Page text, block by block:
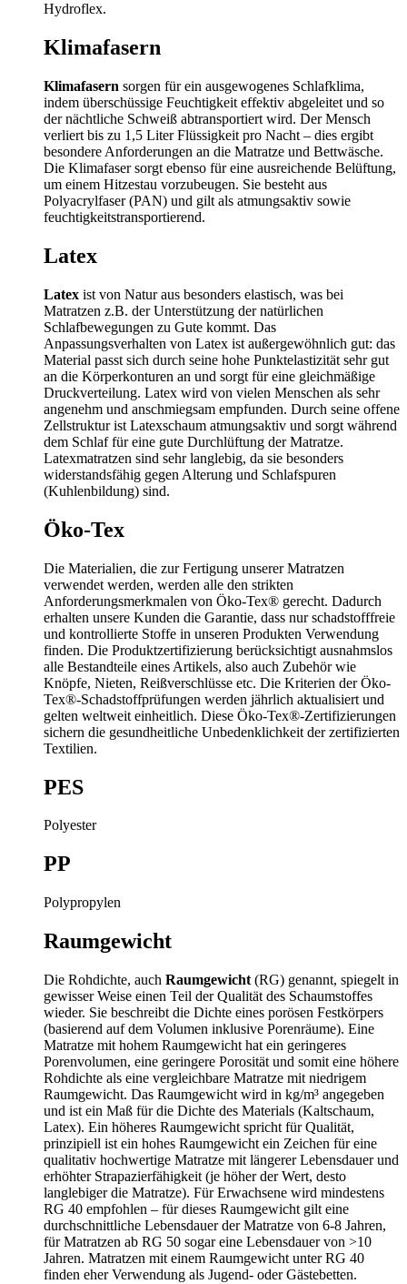
Hydroflex.
Klimafasern
Klimafasern sorgen für ein ausgewogenes Schlafklima,
indem überschüssige Feuchtigkeit effektiv abgeleitet und so
der nächtliche Schweiß abtransportiert wird. Der Mensch
verliert bis zu 1,5 Liter Flüssigkeit pro Nacht – dies ergibt
besondere Anforderungen an die Matratze und Bettwäsche.
Die Klimafaser sorgt ebenso für eine ausreichende Belüftung,
um einem Hitzestau vorzubeugen. Sie besteht aus
Polyacrylfaser (PAN) und gilt als atmungsaktiv sowie
feuchtigkeitstransportierend.
Latex
Latex ist von Natur aus besonders elastisch, was bei
Matratzen z.B. der Unterstützung der natürlichen
Schlafbewegungen zu Gute kommt. Das
Anpassungsverhalten von Latex ist außergewöhnlich gut: das
Material passt sich durch seine hohe Punktelastizität sehr gut
an die Körperkonturen an und sorgt für eine gleichmäßige
Druckverteilung. Latex wird von vielen Menschen als sehr
angenehm und anschmiegsam empfunden. Durch seine offene
Zellstruktur ist Latexschaum atmungsaktiv und sorgt während
dem Schlaf für eine gute Durchlüftung der Matratze.
Latexmatratzen sind sehr langlebig, da sie besonders
widerstandsfähig gegen Alterung und Schlafspuren
(Kuhlenbildung) sind.
Öko-Tex
Die Materialien, die zur Fertigung unserer Matratzen
verwendet werden, werden alle den strikten
Anforderungsmerkmalen von Öko-Tex® gerecht. Dadurch
erhalten unsere Kunden die Garantie, dass nur schadstofffreie
und kontrollierte Stoffe in unseren Produkten Verwendung
finden. Die Produktzertifizierung berücksichtigt ausnahmslos
alle Bestandteile eines Artikels, also auch Zubehör wie
Knöpfe, Nieten, Reißverschlüsse etc. Die Kriterien der Öko-
Tex®-Schadstoffprüfungen werden jährlich aktualisiert und
gelten weltweit einheitlich. Diese Öko-Tex®-Zertifizierungen
sichern die gesundheitliche Unbedenklichkeit der zertifizierten
Textilien.
PES
Polyester
PP
Polypropylen
Raumgewicht
Die Rohdichte, auch Raumgewicht (RG) genannt, spiegelt in
gewisser Weise einen Teil der Qualität des Schaumstoffes
wieder. Sie beschreibt die Dichte eines porösen Festkörpers
(basierend auf dem Volumen inklusive Porenräume). Eine
Matratze mit hohem Raumgewicht hat ein geringeres
Porenvolumen, eine geringere Porosität und somit eine höhere
Rohdichte als eine vergleichbare Matratze mit niedrigem
Raumgewicht. Das Raumgewicht wird in kg/m³ angegeben
und ist ein Maß für die Dichte des Materials (Kaltschaum,
Latex). Ein höheres Raumgewicht spricht für Qualität,
prinzipiell ist ein hohes Raumgewicht ein Zeichen für eine
qualitativ hochwertige Matratze mit längerer Lebensdauer und
erhöhter Strapazierfähigkeit (je höher der Wert, desto
langlebiger die Matratze). Für Erwachsene wird mindestens
RG 40 empfohlen – für dieses Raumgewicht gilt eine
durchschnittliche Lebensdauer der Matratze von 6-8 Jahren,
für Matratzen ab RG 50 sogar eine Lebensdauer von >10
Jahren. Matratzen mit einem Raumgewicht unter RG 40
finden eher Verwendung als Jugend- oder Gästebetten.